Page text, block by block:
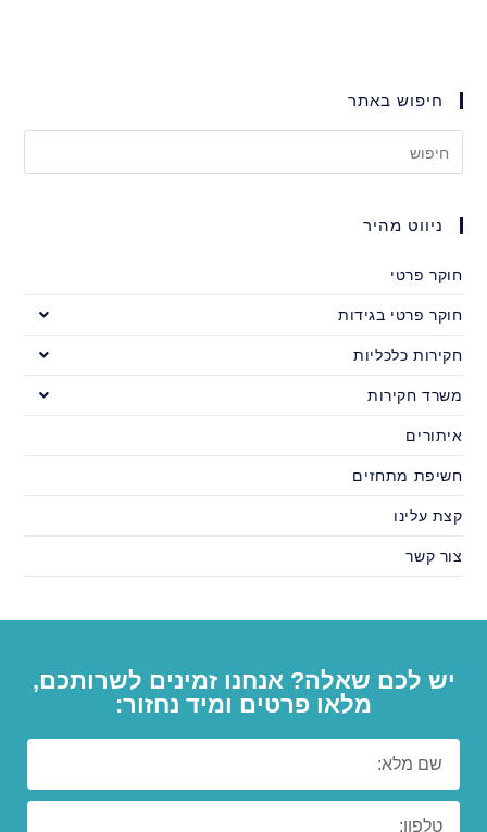
חיפוש באתר
ניווט מהיר
חוקר פרטי
חוקר פרטי בגידות
חקירות כלכליות
משרד חקירות
איתורים
חשיפת מתחזים
קצת עלינו
צור קשר
יש לכם שאלה? אנחנו זמינים לשרותכם,
מלאו פרטים ומיד נחזור: